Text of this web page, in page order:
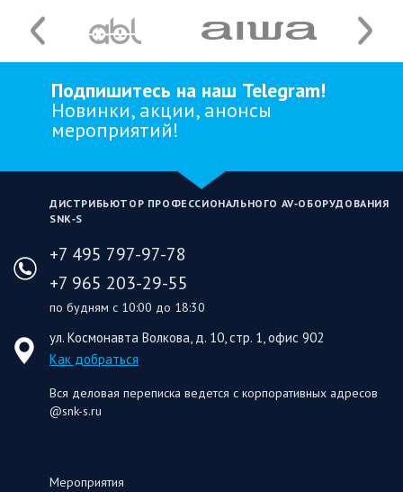
Подпишитесь на наш Telegram!
Новинки, акции, анонсы
мероприятий!
ДИСТРИБЬЮТОР ПРОФЕССИОНАЛЬНОГО AV‑ОБОРУДОВАНИЯ
SNK‑S
+7 495 797-97-78
+7 965 203-29-55
по будням с 10:00 до 18:30
ул. Космонавта Волкова, д. 10, стр. 1, офис 902
Как добраться
Вся деловая переписка ведется с корпоративных адресов
@snk-s.ru
Мероприятия